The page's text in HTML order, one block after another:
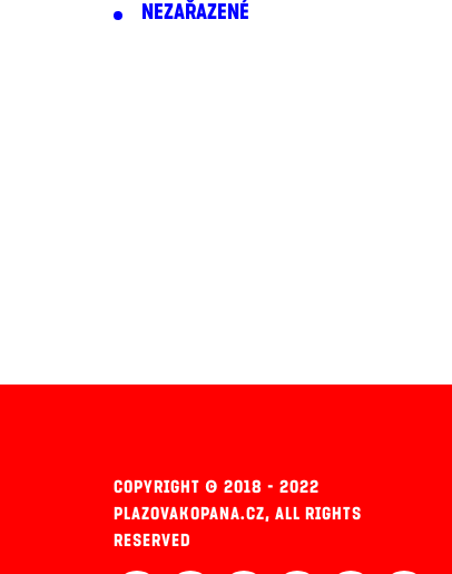
NEZAŘAZENÉ
COPYRIGHT © 2018 - 2022
PLAZOVAKOPANA.CZ, ALL RIGHTS
RESERVED